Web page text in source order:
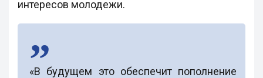
интересов молодежи.
«В будущем это обеспечит пополнение